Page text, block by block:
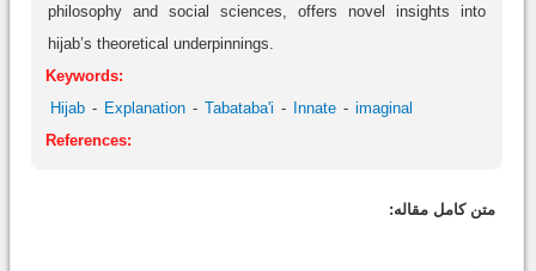
philosophy and social sciences, offers novel insights into
hijab’s theoretical underpinnings.
Keywords:
Hijab
Explanation Tabataba'i Innate
imaginal
References:
متن کامل مقاله: